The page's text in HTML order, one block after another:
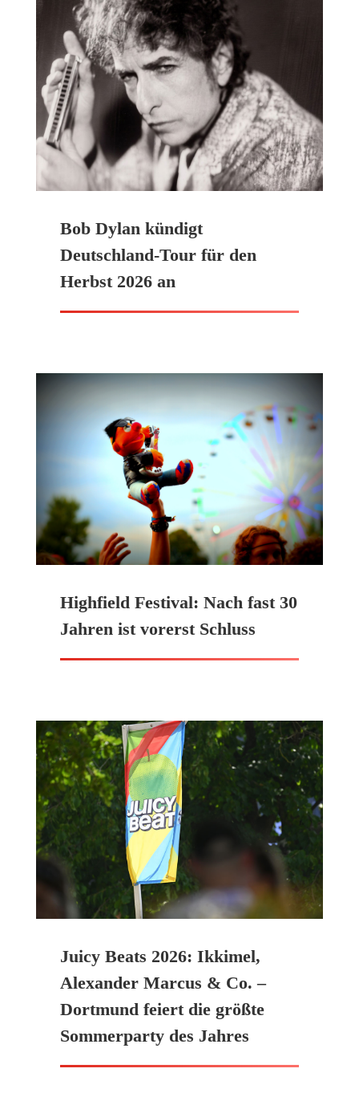
Bob Dylan kündigt
Deutschland-Tour für den
Herbst 2026 an
Highfield Festival: Nach fast 30
Jahren ist vorerst Schluss
Juicy Beats 2026: Ikkimel,
Alexander Marcus & Co. –
Dortmund feiert die größte
Sommerparty des Jahres